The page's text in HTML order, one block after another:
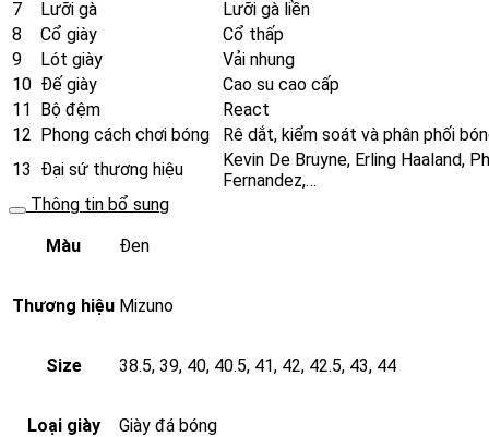
7 Lưỡi gà
Lưỡi gà liền
8
Cổ giày
Cổ thấp
9
Lót giày
Vải nhung
10 Đế giày
Cao su cao cấp
11 Bộ đệm
React
12 Phong cách chơi bóng
Rê dắt, kiểm soát và phân phối
13 Đại sứ thương hiệu
Kevin De Bruyne, Erling Haaland,
Fernandez,…
Thông tin bổ sung
Màu
Đen
Thương hiệu Mizuno
Size 38.5, 39, 40, 40.5, 41, 42, 42.5, 43, 44
Loại giày
Giày đá bóng